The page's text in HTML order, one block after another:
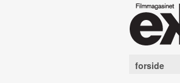
forside